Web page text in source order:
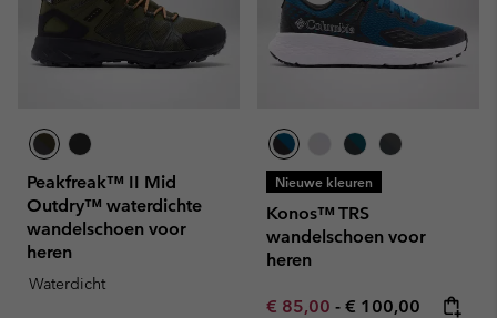
Peakfreak™ II Mid
Outdry™ waterdichte
wandelschoen voor
heren
Waterdicht
Nieuwe kleuren
Konos™ TRS
wandelschoen voor
heren
Minimum sale price:
€ 85,00 - Maximum price:
€ 100,00